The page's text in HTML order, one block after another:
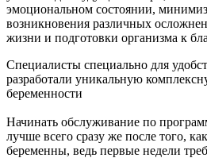
эмоциональном состоянии,
возникновения различных
жизни и подготовки организма к
Специалисты специально для
разработали уникальную
беременности
Начинать обслуживание по
лучше всего сразу же после того,
беременны, ведь первые недели